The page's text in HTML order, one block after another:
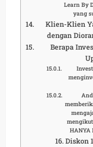
Learn By
yang
Klien-Klien
dengan
Berapa
HANYA
Diskon